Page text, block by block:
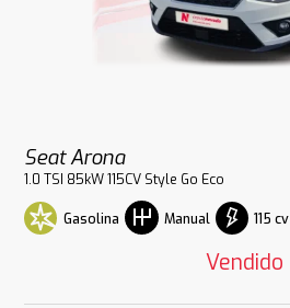
Seat Arona
1.0 TSI 85kW 115CV Style Go Eco
Gasolina Manual 115 cv
Vendido